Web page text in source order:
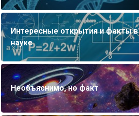
Интересные открытия и факты в
науке
Необъяснимо, но факт